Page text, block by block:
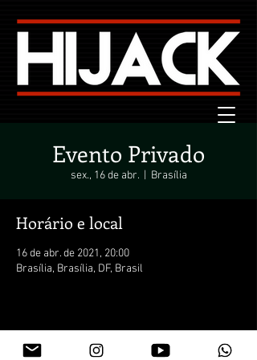
Evento Privado
sex., 16 de abr.
  |
Brasília
Horário e local
16 de abr. de 2021, 20:00
Brasília, Brasília, DF, Brasil